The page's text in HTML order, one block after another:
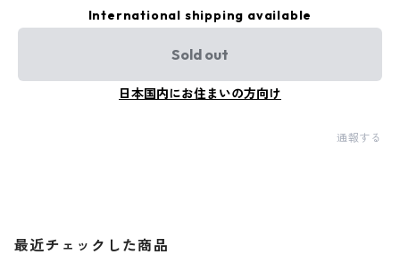
International shipping available
Sold out
日本国内にお住まいの方向け
通報する
最近チェックした商品